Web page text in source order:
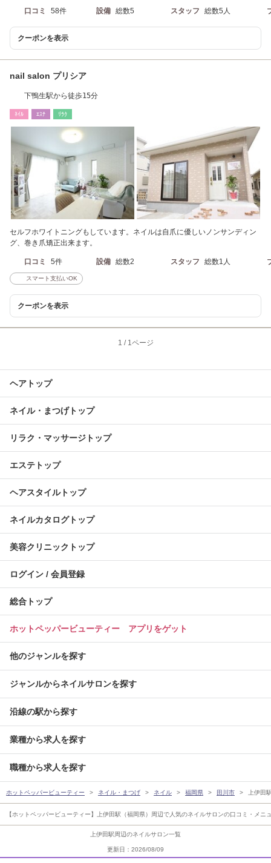
上伊田駅周辺のネイルサロン一覧
更新日：2026/08/09
口コミ 58件 設備 総数5 スタッフ 総数5人
クーポンを表示
nail salon プリシア
下鴨生駅から徒歩15分
ﾈｲﾙ ｴｽﾃ ﾘﾗｸ
セルフホワイトニングもしています。ネイルは自爪に優しいノンサンディン
グ、巻き爪矯正出来ます。
口コミ 5件 設備 総数2 スタッフ 総数1人
スマート支払いOK
クーポンを表示
1 / 1ページ
ヘアトップ
ネイル・まつげトップ
リラク・マッサージトップ
エステトップ
ヘアスタイルトップ
ネイルカタログトップ
美容クリニックトップ
ログイン / 会員登録
総合トップ
ホットペッパービューティー アプリをゲット
他のジャンルを探す
ジャンルからネイルサロンを探す
沿線の駅から探す
業種から求人を探す
職種から求人を探す
ホットペッパービューティー ネイル・まつげ ネイル 福岡県 田川市 上伊田
【ホットペッパービューティー】上伊田駅（福岡県）周辺で人気のネイルサロンの口コミ・メ